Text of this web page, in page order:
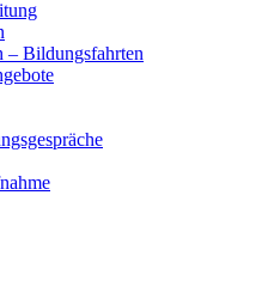
– Bildungsfahrten